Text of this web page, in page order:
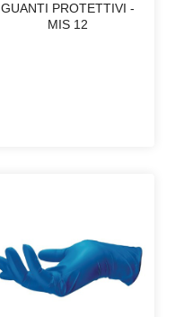
GUANTI PROTETTIVI -
MIS 12